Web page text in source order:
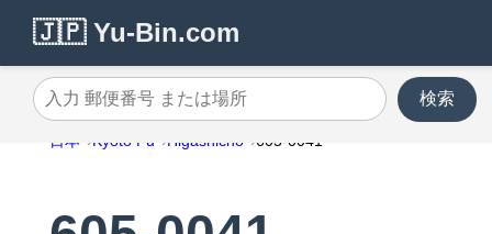
🇯🇵 Yu-Bin.com
入力 郵便番号 または場所
検索
日本 Kyoto Fu Higashicho 605-0041